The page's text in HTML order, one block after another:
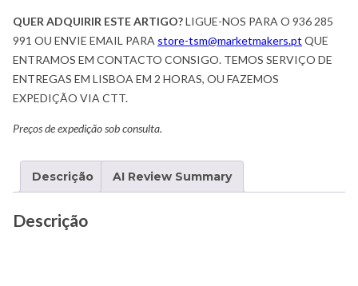
QUER ADQUIRIR ESTE ARTIGO?LIGUE-NOS PARA O 936 285
991 OU ENVIE EMAIL PARA store-tsm@marketmakers.pt QUE
ENTRAMOS EM CONTACTO CONSIGO. TEMOS SERVIÇO DE
ENTREGAS EM LISBOA EM 2 HORAS, OU FAZEMOS
EXPEDIÇÃO VIA CTT.
Preços de expedição sob consulta.
Descrição AI Review Summary
Descrição